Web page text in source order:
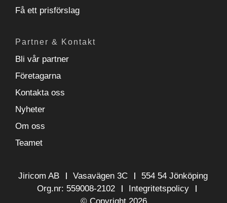
Få ett prisförslag
Partner & Kontakt
Bli vår partner
Företagarna
Kontakta oss
Nyheter
Om oss
Teamet
Jiricom AB Vasavägen 3C
554 54 Jönköping
Org.nr: 559008-2102
Integritetspolicy